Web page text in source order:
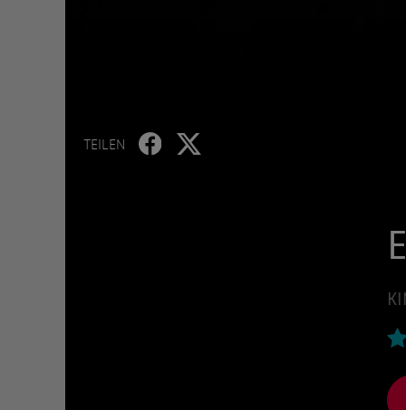
TEILEN